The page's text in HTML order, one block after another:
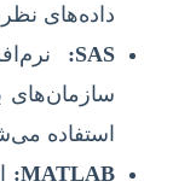
داده‌های
SAS:
سازمان‌های
استفاده
MATLAB: